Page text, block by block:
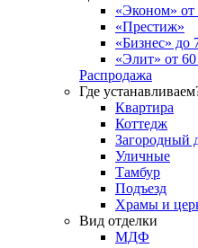
«Эконом» от
«Престиж»
«Бизнес» до
«Элит» от
Распродажа
Где
Квартира
Коттедж
Загородный
Уличные
Тамбур
Подъезд
Храмы и
Вид отделки
МДФ